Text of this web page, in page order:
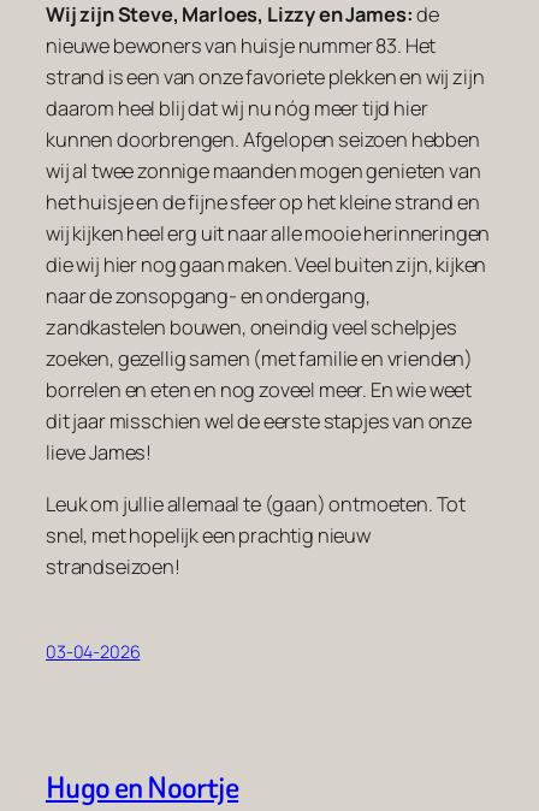
Wij zijn Steve, Marloes, Lizzy en James:de
nieuwe bewoners van huisje nummer 83. Het
strand is een van onze favoriete plekken en wij zijn
daarom heel blij dat wij nu nóg meer tijd hier
kunnen doorbrengen. Afgelopen seizoen hebben
wij al twee zonnige maanden mogen genieten van
het huisje en de fijne sfeer op het kleine strand en
wij kijken heel erg uit naar alle mooie herinneringen
die wij hier nog gaan maken. Veel buiten zijn, kijken
naar de zonsopgang- en ondergang,
zandkastelen bouwen, oneindig veel schelpjes
zoeken, gezellig samen (met familie en vrienden)
borrelen en eten en nog zoveel meer. En wie weet
dit jaar misschien wel de eerste stapjes van onze
lieve James!
Leuk om jullie allemaal te (gaan) ontmoeten. Tot
snel, met hopelijk een prachtig nieuw
strandseizoen!
03-04-2026
Hugo en Noortje